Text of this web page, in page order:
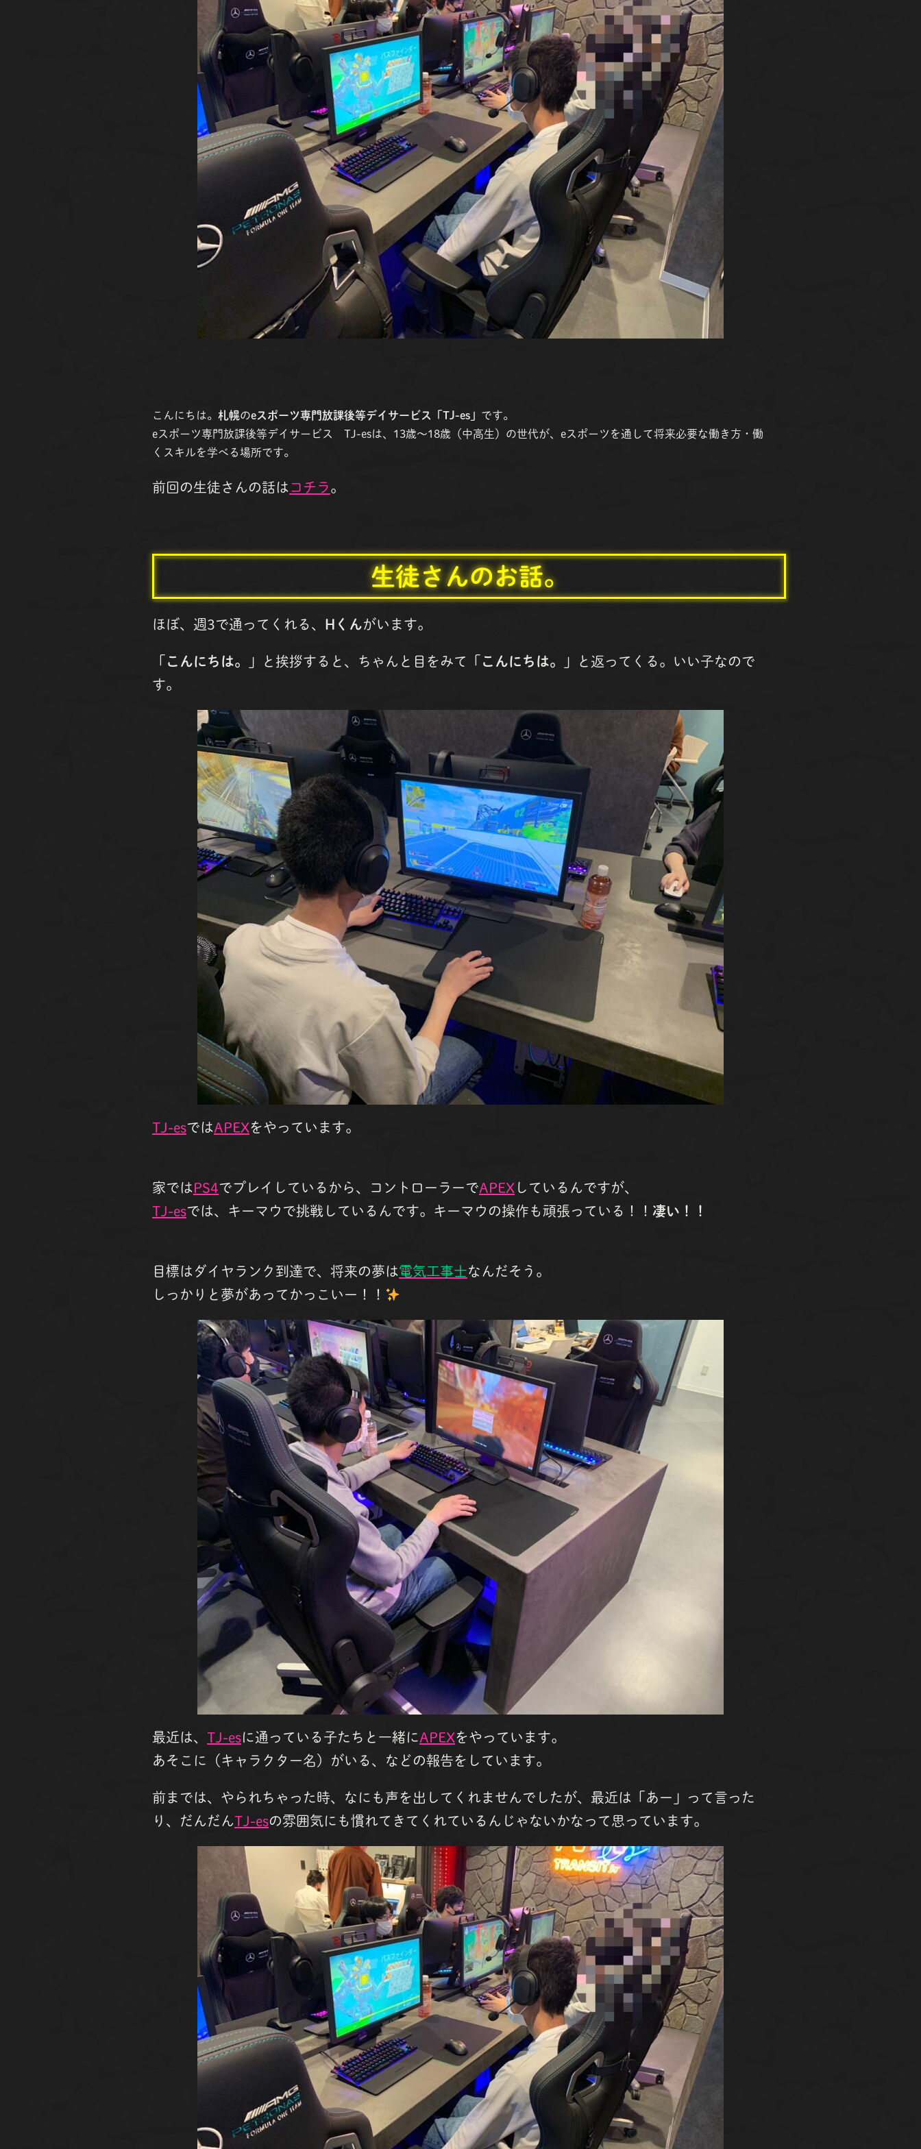
こんにちは。 札幌のeスポーツ専門放課後等デイサービス「TJ-es」 です。
eスポーツ専門放課後等デイサービス TJ-esは、13歳〜18歳（中高生）の世代が、eスポーツを通して将来必要な働き方・働
くスキルを学べる場所です。
前回の生徒さんの話は コチラ 。
生徒さんのお話。
ほぼ、週3で通ってくれる、 Hくんがいます。
こんにちは。 」と挨拶すると、ちゃんと目をみて「 こんにちは。
」と返ってくる。いい子なので
す。
TJ-esではAPEXをやっています。
家ではPS4でプレイしているから、コントローラーでAPEX しているんですが、
TJ-esでは、キーマウで挑戦しているんです。キーマウの操作も頑張っている！！ 凄い！！
目標はダイヤランク到達で、将来の夢は電気工事士なんだそう。
しっかりと夢があってかっこいー！！
最近は、 TJ-esに通っている子たちと一緒にAPEXをやっています。
あそこに（キャラクター名）がいる、などの報告をしています。
前までは、やられちゃった時、なにも声を出してくれませんでしたが、最近は「あー」って言った
り、だんだんTJ-esの雰囲気にも慣れてきてくれているんじゃないかなって思っています。